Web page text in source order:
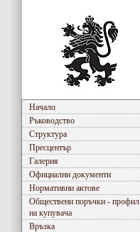
Начало
Ръководство
Структура
Пресцентър
Галерия
Официални документи
Нормативни актове
Обществени поръчки - профил
на купувача
Връзка